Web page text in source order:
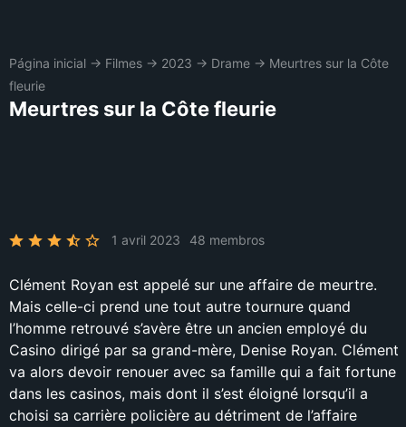
Página inicial → Filmes → 2023 → Drame → Meurtres sur la Côte
fleurie
Meurtres sur la Côte fleurie
1 avril 2023 48 membros
Clément Royan est appelé sur une affaire de meurtre.
Mais celle-ci prend une tout autre tournure quand
l’homme retrouvé s’avère être un ancien employé du
Casino dirigé par sa grand-mère, Denise Royan. Clément
va alors devoir renouer avec sa famille qui a fait fortune
dans les casinos, mais dont il s’est éloigné lorsqu’il a
choisi sa carrière policière au détriment de l’affaire